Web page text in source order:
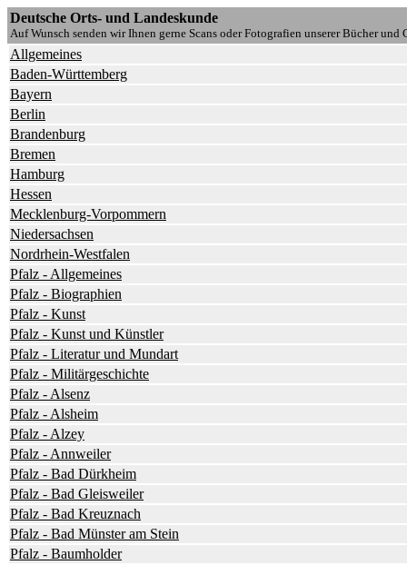
Deutsche Orts- und Landeskunde
Auf Wunsch senden wir Ihnen gerne Scans oder Fotografien unserer Bücher und
Allgemeines
Baden-Württemberg
Bayern
Berlin
Brandenburg
Bremen
Hamburg
Hessen
Mecklenburg-Vorpommern
Niedersachsen
Nordrhein-Westfalen
Pfalz - Allgemeines
Pfalz - Biographien
Pfalz - Kunst
Pfalz - Kunst und Künstler
Pfalz - Literatur und Mundart
Pfalz - Militärgeschichte
Pfalz - Alsenz
Pfalz - Alsheim
Pfalz - Alzey
Pfalz - Annweiler
Pfalz - Bad Dürkheim
Pfalz - Bad Gleisweiler
Pfalz - Bad Kreuznach
Pfalz - Bad Münster am Stein
Pfalz - Baumholder